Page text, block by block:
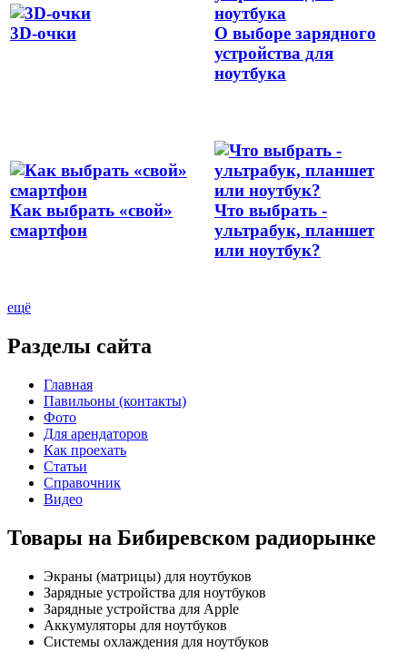
3D-очки
О выборе зарядного
устройства для
ноутбука
Как выбрать «свой»
смартфон
Что выбрать -
ультрабук, планшет
или ноутбук?
ещё
Разделы сайта
Главная
Павильоны (контакты)
Фото
Для арендаторов
Как проехать
Статьи
Справочник
Видео
Товары на Бибиревском радиорынке
Экраны (матрицы) для ноутбуков
Зарядные устройства для ноутбуков
Зарядные устройства для Apple
Аккумуляторы для ноутбуков
Системы охлаждения для ноутбуков